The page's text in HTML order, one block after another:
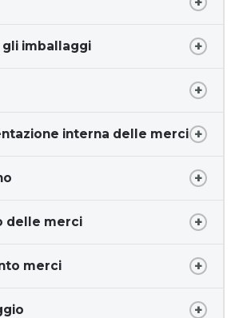
gli imballaggi
interna delle merci
delle merci
merci